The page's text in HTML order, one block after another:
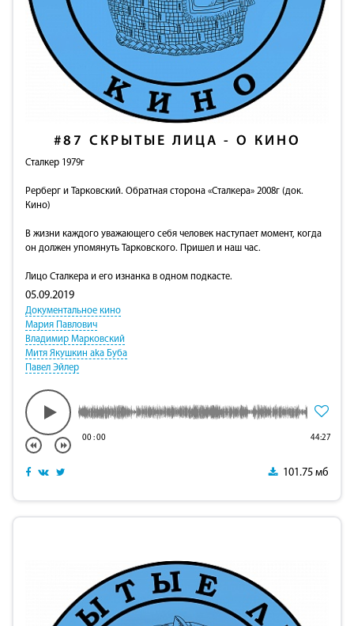
#87 СКРЫТЫЕ ЛИЦА - О КИНО
Сталкер 1979г
Рерберг и Тарковский. Обратная сторона «Сталкера» 2008г (док.
Кино)
В жизни каждого уважающего себя человек наступает момент, когда
он должен упомянуть Тарковского. Пришел и наш час.
Лицо Сталкера и его изнанка в одном подкасте.
05.09.2019
Документальное кино
Мария Павлович
Владимир Марковский
Митя Якушкин aka Буба
Павел Эйлер
00:00 44:27
101.75 мб